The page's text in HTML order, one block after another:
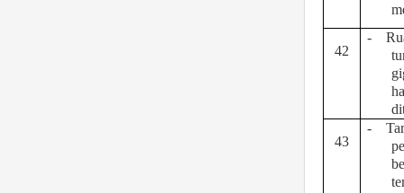
42
-
43
-